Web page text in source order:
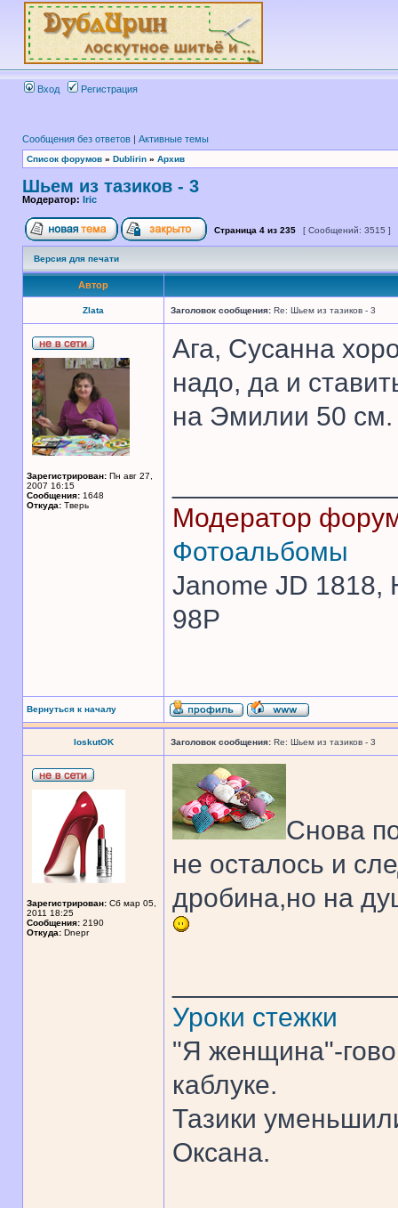
Вход Регистрация
Сообщения без ответов | Активные темы
Список форумов » Dublirin » Архив
Шьем из тазиков - 3
Модератор: Iric
Страница 4 из 235 [ Сообщений: 3515 ]
Версия для печати
Автор
Zlata Заголовок сообщения: Re: Шьем из тазиков - 3
Зарегистрирован: Пн авг 27,
2007 16:15
Сообщения: 1648
Откуда: Тверь
Ага, Сусанна
надо, да и
на Эмилии 50 см.
Модератор
Фотоальбомы
Janome JD 1818,
98P
Вернуться к началу
loskutOK Заголовок сообщения: Re: Шьем из тазиков - 3
Зарегистрирован: Сб мар 05,
2011 18:25
Сообщения: 2190
Откуда: Dnepr
Снова
не осталось и
дробина,но на
Уроки стежки
"Я женщина"-
каблуке.
Тазики
Оксана.